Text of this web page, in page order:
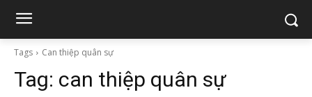
Tags Can thiệp quân sự
Tag: can thiệp quân sự